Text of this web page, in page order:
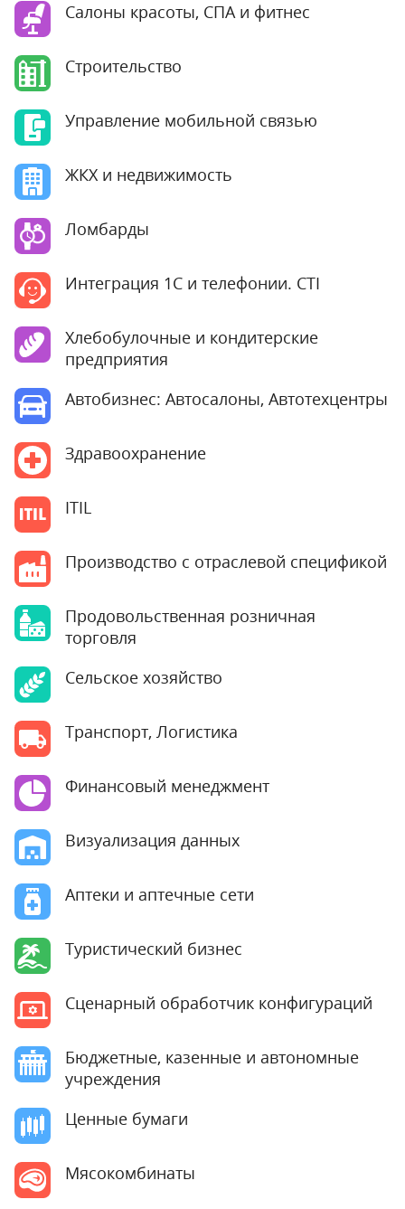
Автобизнес: Автосалоны, Автотехцентры
Бюджетные, казенные и автономные
учреждения
Здравоохранение
Ценные бумаги
ITIL
Мясокомбинаты
Производство с отраслевой спецификой
Продовольственная розничная
торговля
Салоны красоты, СПА и фитнес
Сельское хозяйство
Строительство
Транспорт, Логистика
Управление мобильной связью
Финансовый менеджмент
ЖКХ и недвижимость
Визуализация данных
Ломбарды
Аптеки и аптечные сети
Интеграция 1С и телефонии. CTI
Туристический бизнес
Хлебобулочные и кондитерские
предприятия
Сценарный обработчик конфигураций